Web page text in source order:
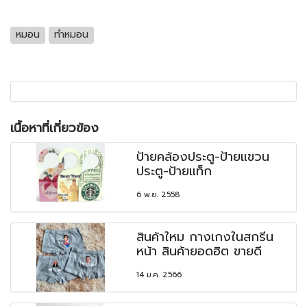
หมอน ทำหมอน
เนื้อหาที่เกี่ยวข้อง
ป้ายคล้องประตู-ป้ายแขวน
ประตู-ป้ายแท็ก
6 พ.ย. 2558
สินค้าใหม กางเกงในสกรีน
หน้า สินค้ายอดฮิต ขายดี
14 ม.ค. 2566